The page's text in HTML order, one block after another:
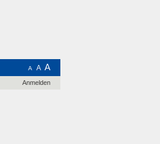
A A A
Anmelden